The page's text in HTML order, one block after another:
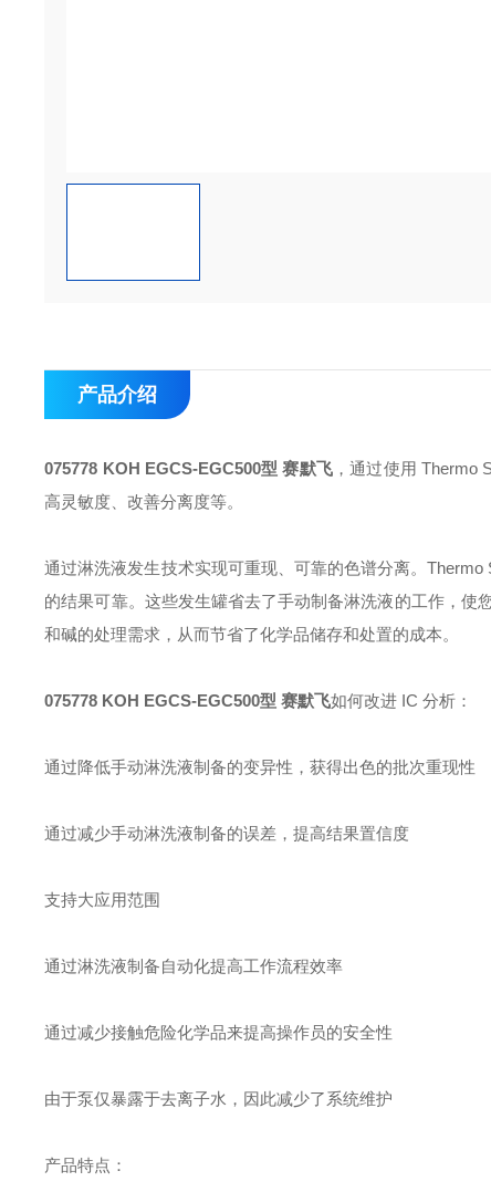
产品介绍
075778 KOH EGCS-EGC500型 赛默飞 ，通过使用
高灵敏度、改善分离度等。
通过淋洗液发生技术实现可重现、可靠的色谱分离。
的结果可靠。这些发生罐省去了手动制备淋洗液的工作，
和碱的处理需求，从而节省了化学品储存和处置的成本。
075778 KOH EGCS-EGC500型 赛默飞如何改进 IC 分析：
通过降低手动淋洗液制备的变异性，获得出色的批次重现性
通过减少手动淋洗液制备的误差，提高结果置信度
支持大应用范围
通过淋洗液制备自动化提高工作流程效率
通过减少接触危险化学品来提高操作员的安全性
由于泵仅暴露于去离子水，因此减少了系统维护
产品特点：